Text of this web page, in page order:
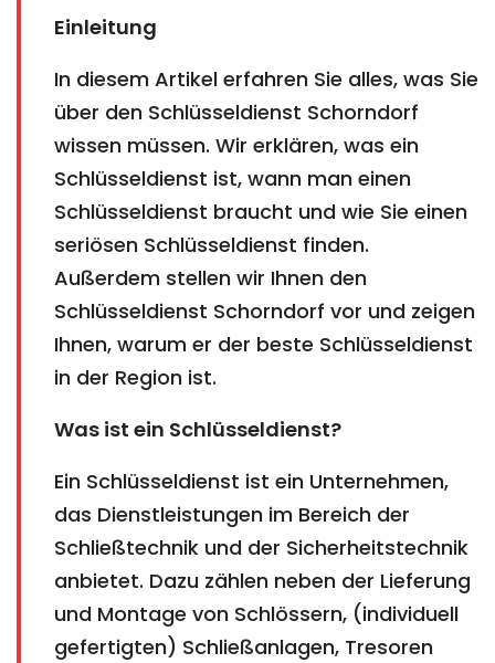
Einleitung
In diesem Artikel erfahren Sie alles, was Sie
über den Schlüsseldienst Schorndorf
wissen müssen. Wir erklären, was ein
Schlüsseldienst ist, wann man einen
Schlüsseldienst braucht und wie Sie einen
seriösen Schlüsseldienst finden.
Außerdem stellen wir Ihnen den
Schlüsseldienst Schorndorf vor und zeigen
Ihnen, warum er der beste Schlüsseldienst
in der Region ist.
Was ist ein Schlüsseldienst?
Ein Schlüsseldienst ist ein Unternehmen,
das Dienstleistungen im Bereich der
Schließtechnik und der Sicherheitstechnik
anbietet. Dazu zählen neben der Lieferung
und Montage von Schlössern, (individuell
gefertigten) Schließanlagen, Tresoren